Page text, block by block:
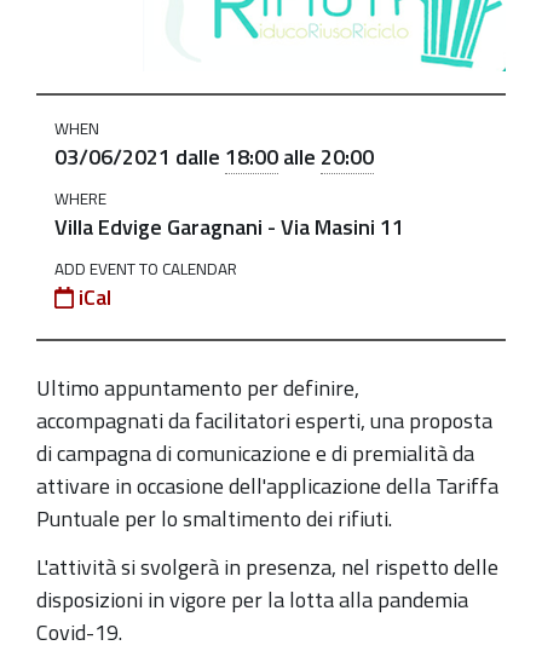
Riciclo
laboratori
2021-
06-
03T18:00:00+02:00
2021-
06-
03T20:00:00+02:00
Quarto
e
ultimo
laboratorio
partecipativo
WHEN
03/06/2021 dalle 18:00alle 20:00
WHERE
Villa Edvige Garagnani - Via Masini 11
ADD EVENT TO CALENDAR
iCal
Ultimo appuntamento per definire,
accompagnati da facilitatori esperti, una proposta
di campagna di comunicazione e di premialità da
attivare in occasione dell'applicazione della Tariffa
Puntuale per lo smaltimento dei rifiuti.
L'attività si svolgerà in presenza, nel rispetto delle
disposizioni in vigore per la lotta alla pandemia
Covid-19.